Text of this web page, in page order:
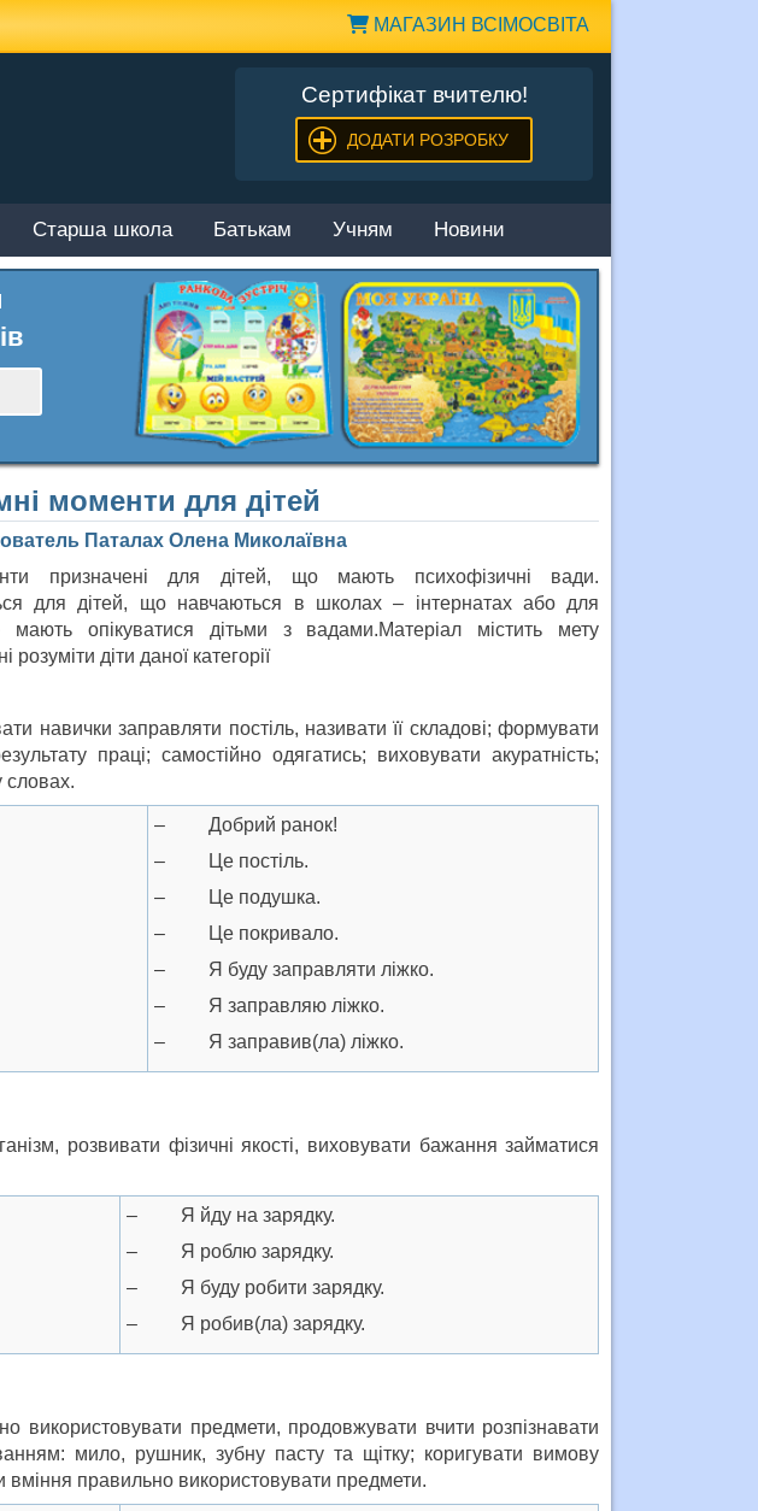
МАГАЗИН ВСІМОСВІТА
Сертифікат вчителю!
ДОДАТИ РОЗРОБКУ
Старша школа Батькам Учням Новини
моменти для дітей
Паталах Олена Миколаївна
призначені для дітей, що мають психофізичні вади.
для дітей, що навчаються в школах – інтернатах або для
мають опікуватися дітьми з вадами.Матеріал містить мету
діти даної категорії
навички заправляти постіль, називати її складові; формувати
праці; самостійно одягатись; виховувати акуратність;
словах.
– Добрий ранок!
– Це постіль.
– Це подушка.
– Це покривало.
– Я буду заправляти ліжко.
– Я заправляю ліжко.
– Я заправив(ла) ліжко.
розвивати фізичні якості, виховувати бажання займатися
– Я йду на зарядку.
– Я роблю зарядку.
– Я буду робити зарядку.
– Я робив(ла) зарядку.
використовувати предмети, продовжувати вчити розпізнавати
мило, рушник, зубну пасту та щітку; коригувати вимову
вміння правильно використовувати предмети.